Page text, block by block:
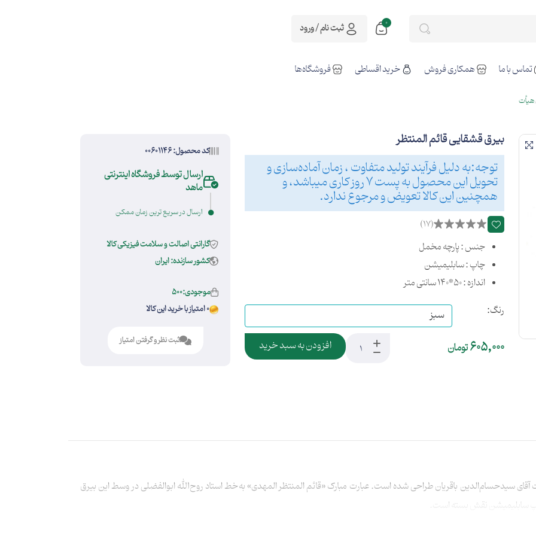
0 ثبت نام / ورود
تماس با ما همکاری فروش خرید اقساطی فروشگاه‌ها
هیأت
بیرق قشقایی قائم المنتظر
توجه:به دلیل فرآیند تولید متفاوت ، زمان آماده‌سازی و
تحویل این محصول به پست 7 روز کاری میباشد، و
همچنین این کالا تعویض و مرجوع ندارد.
(17)
جنس : پارچه مخمل
چاپ : سابلیمیشن
اندازه : 50*140 سانتی متر
رنگ:
605,000تومان افزودن به سبد خرید
کد محصول: 00601146
ارسال توسط فروشگاه اینترنتی
ماهد
ارسال در سریع ترین زمان ممکن
گارانتی اصالت و سلامت فیزیکی کالا
کشور سازنده: ایران
موجودی:500
0 امتیاز با خرید این کالا
ثبت نظر و گرفتن امتیاز
سیدحسام‌الدین باقریان طراحی شده است. عبارت مبارک «قائم المنتظر المهدی» به‌خط استاد روح‌الله ابوالفضلی در وسط این بیرق
سابلیمیشن نقش بسته است.